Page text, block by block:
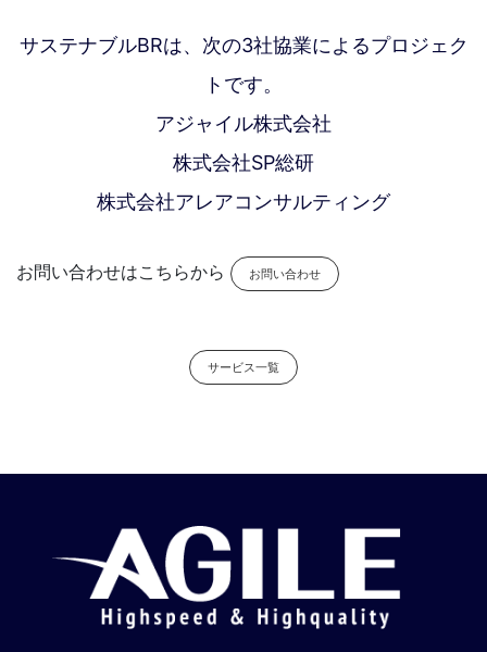
サステナブルBRは、次の3社協業によるプロジェク
トです。
アジャイル株式会社
株式会社SP総研
株式会社アレアコンサルティング
お問い合わせはこちらから お問い合わせ
サービス一覧